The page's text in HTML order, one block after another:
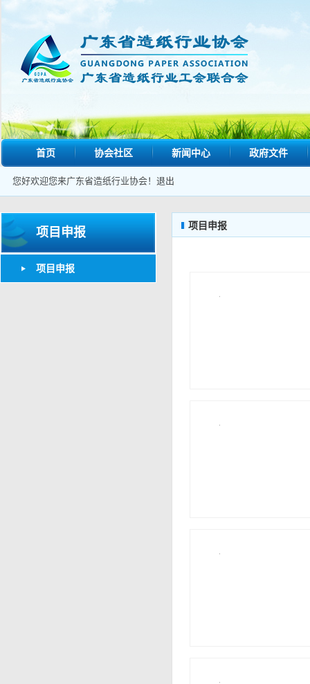
首页 协会社区 新闻中心 政府文件
您好欢迎您来广东省造纸行业协会！ 退出
项目申报
项目申报
项目申报